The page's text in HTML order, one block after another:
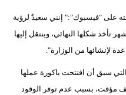
مدوَّنات
فيديو
على "فيسبوك":" إنني سعيدٌ لرؤية
تأخذ شكلها النهائي، وينتقل إليها
لإنشائها من الوزارة".
سبق أن افتتحت باكورة عملها
مؤقت، بسبب عدم توفر الوقود